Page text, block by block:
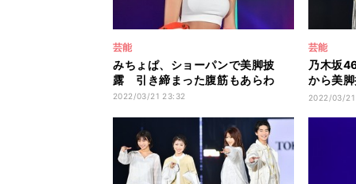
芸能
みちょぱ、ショーパンで美脚披
露 引き締まった腹筋もあらわ
2022/03/21 23:32
芸能
乃木坂
から美
ンウェイ
2022/03/